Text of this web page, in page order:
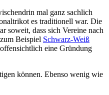
mal ganz sachlich
es traditionell war. Die
soweit, dass sich Vereine nach
Beispiel Schwarz-Weiß
eine Gründung
können. Ebenso wenig wie